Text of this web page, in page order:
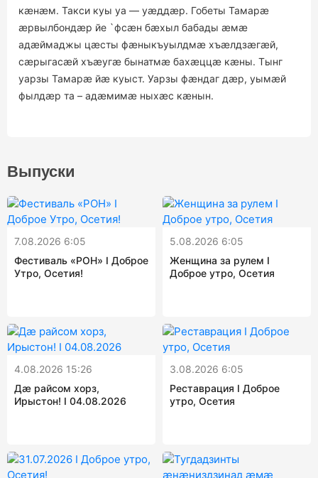
кæнæм. Такси куы уа — уæддæр. Гобеты Тамарæ
æрвылбондæр йе `фсæн бæхыл бабады æмæ
адæймаджы цæсты фæныкъуылдмæ хъæлдзæгæй,
сæрыгасæй хъæугæ бынатмæ бахæццæ кæны. Тынг
уарзы Тамарæ йæ куыст. Уарзы фæндаг дæр, уымæй
фылдæр та – адæмимæ ныхæс кæнын.
Выпуски
7.08.2026 6:05
Фестиваль «РОН» I Доброе
Утро, Осетия!
5.08.2026 6:05
Женщина за рулем I
Доброе утро, Осетия
4.08.2026 15:26
Дæ райсом хорз,
Ирыстон! I 04.08.2026
3.08.2026 6:05
Реставрация I Доброе
утро, Осетия